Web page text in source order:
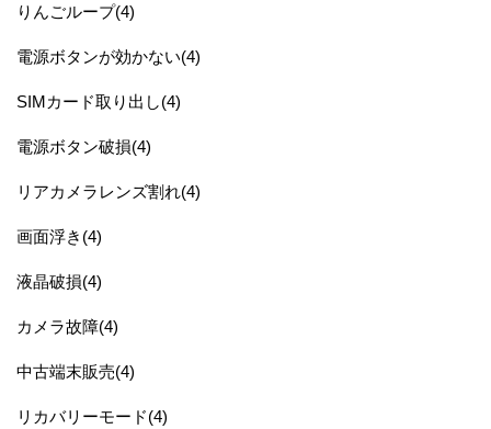
りんごループ(4)
電源ボタンが効かない(4)
SIMカード取り出し(4)
電源ボタン破損(4)
リアカメラレンズ割れ(4)
画面浮き(4)
液晶破損(4)
カメラ故障(4)
中古端末販売(4)
リカバリーモード(4)